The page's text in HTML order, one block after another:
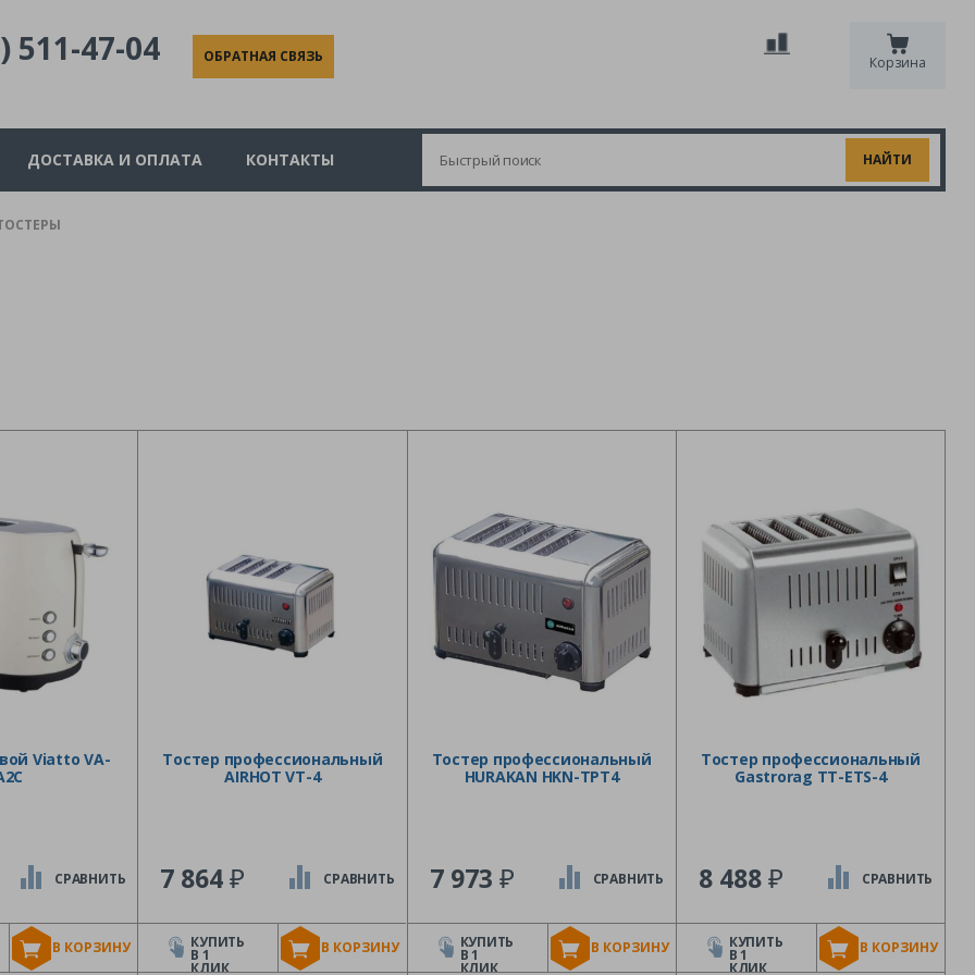
511-47-04 ОБРАТНАЯ СВЯЗЬ Корзина
ДОСТАВКА И ОПЛАТА КОНТАКТЫ
Viatto VA-
В КОРЗИНУ
СРАВНИТЬ
Тостер профессиональный
AIRHOT VT-4
7 864₽
В КОРЗИНУ
СРАВНИТЬ
КУПИТЬ
В 1
КЛИК
Тостер профессиональный
HURAKAN HKN-TPT4
7 973 ₽
В КОРЗИНУ
СРАВНИТЬ
КУПИТЬ
В 1
КЛИК
Тостер профессиональный
Gastrorag TT-ETS-4
8 488₽
В КОРЗИНУ
СРАВНИТЬ
КУПИТЬ
В 1
КЛИК